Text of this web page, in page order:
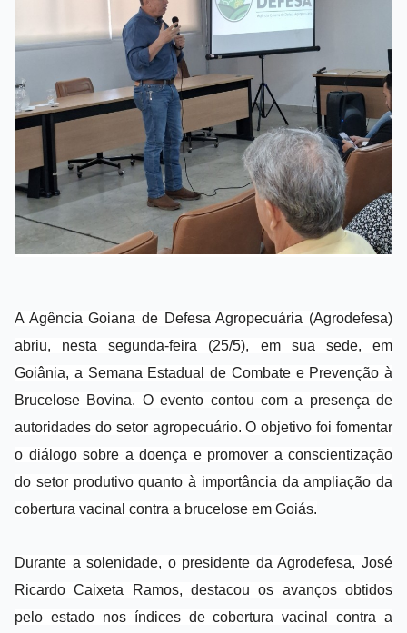
A Agência Goiana de Defesa Agropecuária (Agrodefesa)
abriu, nesta segunda-feira (25/5), em sua sede, em
Goiânia, a Semana Estadual de Combate e Prevenção à
Brucelose Bovina. O evento contou com a presença de
autoridades do setor agropecuário. O objetivo foi fomentar
o diálogo sobre a doença e promover a conscientização
do setor produtivo quanto à importância da ampliação da
cobertura vacinal contra a brucelose em Goiás.
Durante a solenidade, o presidente da Agrodefesa, José
Ricardo Caixeta Ramos, destacou os avanços obtidos
pelo estado nos índices de cobertura vacinal contra a